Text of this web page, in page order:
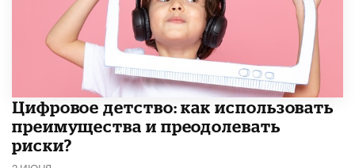
​Цифровое детство: как использовать
преимущества и преодолевать
риски?